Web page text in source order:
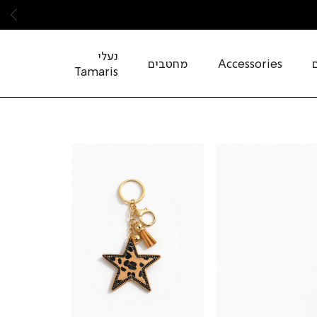
Accessories מחטבים
נעלי
Tamaris